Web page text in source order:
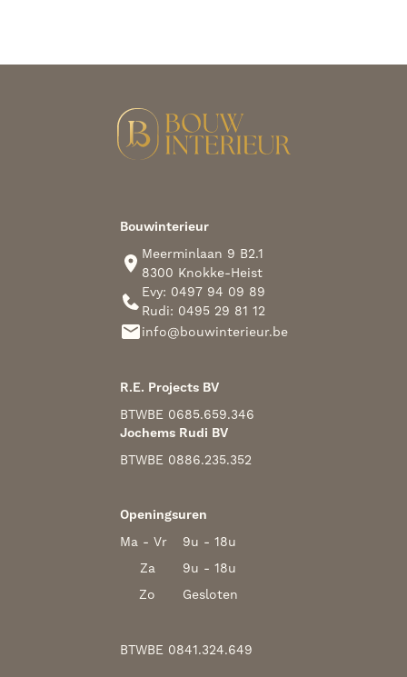
Bouwinterieur
Meerminlaan 9 B2.1
8300 Knokke-Heist
Evy: 0497 94 09 89
Rudi: 0495 29 81 12
info@bouwinterieur.be
R.E. Projects BV
BTWBE 0685.659.346
Jochems Rudi BV
BTWBE 0886.235.352
Openingsuren
Ma - Vr
9u - 18u
Za
9u - 18u
Zo
Gesloten
BTWBE 0841.324.649